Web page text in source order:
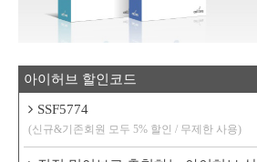
아이허브 할인코드
SSF5774
(신규&기존회원 모두 5% 할인 / 무제한 사용)